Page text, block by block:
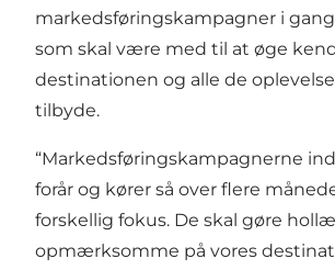
markedsføringskampagner i
som skal være med til at øge
destinationen og alle de
tilbyde.
“Markedsføringskampagnerne
forår og kører så over flere
forskellig fokus. De skal gøre
opmærksomme på vores